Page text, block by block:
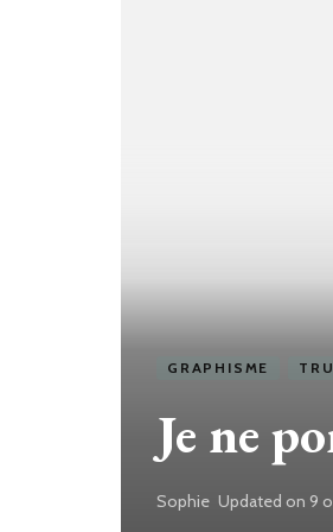
GRAPHISME
Je ne
Sophie Updated on 9